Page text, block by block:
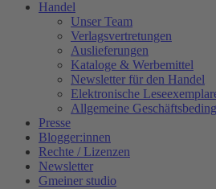
Handel
Unser Team
Verlagsvertretungen
Auslieferungen
Kataloge & Werbemittel
Newsletter für den Handel
Elektronische
Allgemeine
Presse
Blogger:innen
Rechte / Lizenzen
Newsletter
Gmeiner studio